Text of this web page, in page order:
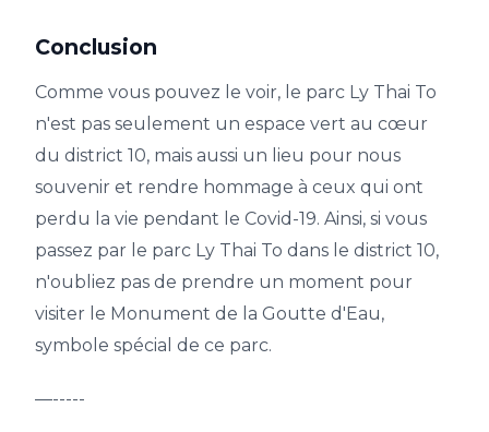
Conclusion
Comme vous pouvez le voir, le parc Ly Thai To
n'est pas seulement un espace vert au cœur
du district 10, mais aussi un lieu pour nous
souvenir et rendre hommage à ceux qui ont
perdu la vie pendant le Covid-19. Ainsi, si vous
passez par le parc Ly Thai To dans le district 10,
n'oubliez pas de prendre un moment pour
visiter le Monument de la Goutte d'Eau,
symbole spécial de ce parc.
—-----